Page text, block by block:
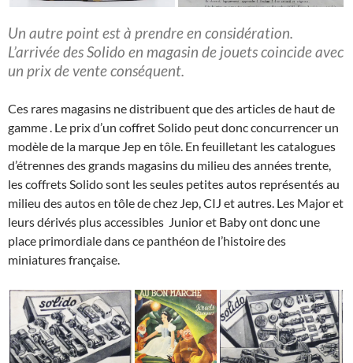
Un autre point est à prendre en considération.
L’arrivée des Solido en magasin de jouets coincide avec
un prix de vente conséquent.
Ces rares magasins ne distribuent que des articles de haut de
gamme . Le prix d’un coffret Solido peut donc concurrencer un
modèle de la marque Jep en tôle. En feuilletant les catalogues
d’étrennes des grands magasins du milieu des années trente,
les coffrets Solido sont les seules petites autos représentés au
milieu des autos en tôle de chez Jep, CIJ et autres. Les Major et
leurs dérivés plus accessibles Junior et Baby ont donc une
place primordiale dans ce panthéon de l’histoire des
miniatures française.